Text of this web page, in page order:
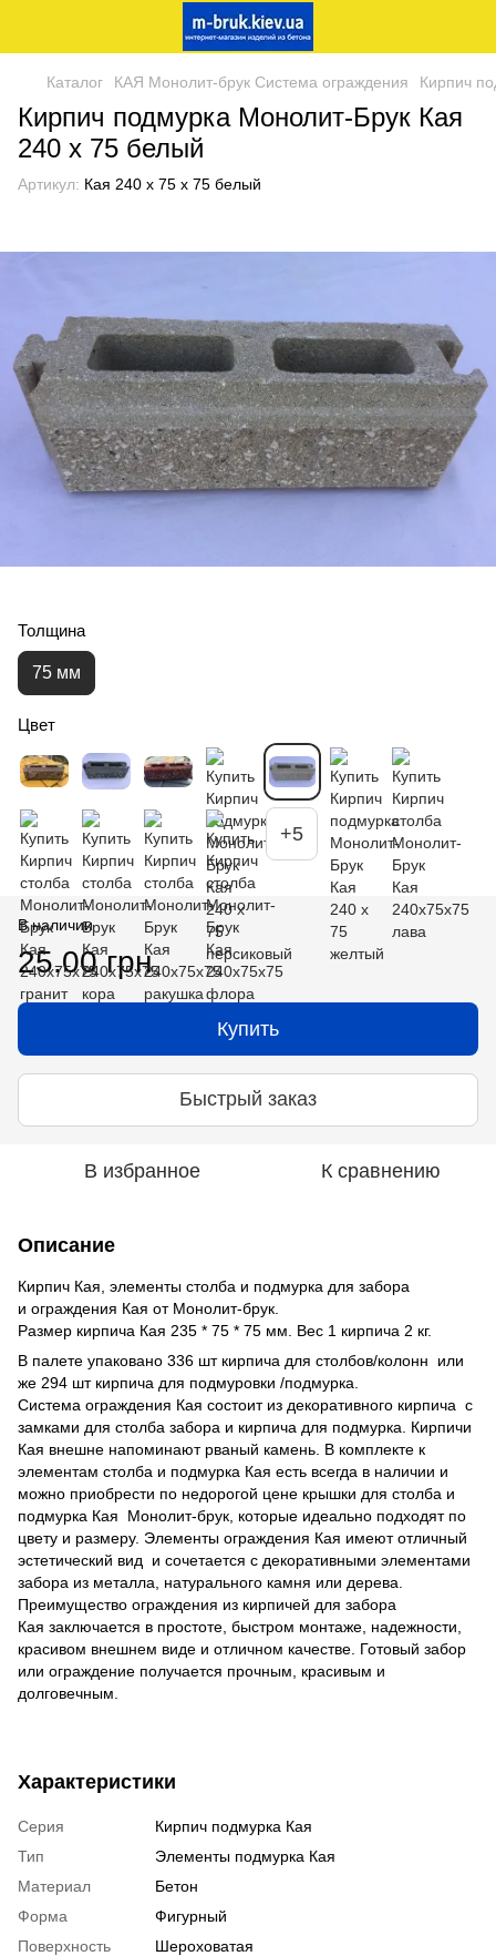
Каталог КАЯ Монолит-брук Система ограждения Кирпич
Кирпич подмурка Монолит-Брук Кая
240 х 75 белый
Артикул: Кая 240 х 75 х 75 белый
Толщина
75 мм
Цвет
+5
В наличии
25.00 грн
Купить
Быстрый заказ
В избранное К сравнению
Описание
Кирпич Кая, элементы столба и подмурка для забора
и ограждения Кая от Монолит-брук.
Размер кирпича Кая 235 * 75 * 75 мм. Вес 1 кирпича 2 кг.
В палете упаковано 336 шт кирпича для столбов/колонн или
же 294 шт кирпича для подмуровки /подмурка.
Система ограждения Кая состоит из декоративного кирпича с
замками для столба забора и кирпича для подмурка. Кирпичи
Кая внешне напоминают рваный камень. В комплекте к
элементам столба и подмурка Кая есть всегда в наличии и
можно приобрести по недорогой цене крышки для столба и
подмурка Кая Монолит-брук, которые идеально подходят по
цвету и размеру. Элементы ограждения Кая имеют отличный
эстетический вид и сочетается с декоративными элементами
забора из металла, натурального камня или дерева.
Преимущество ограждения из кирпичей для забора
Кая заключается в простоте, быстром монтаже, надежности,
красивом внешнем виде и отличном качестве. Готовый забор
или ограждение получается прочным, красивым и
долговечным.
Характеристики
Серия
Кирпич подмурка Кая
Тип
Элементы подмурка Кая
Материал
Бетон
Форма
Фигурный
Поверхность
Шероховатая